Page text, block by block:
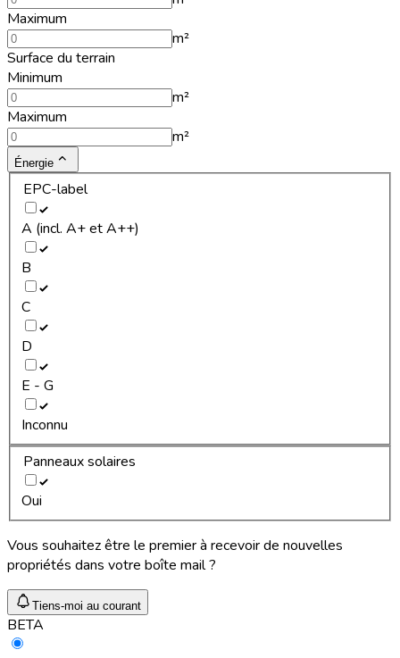
Maximum
m²
Surface du terrain
Minimum
m²
Maximum
m²
Énergie
EPC-label
A (incl. A+ et A++)
B
C
D
E - G
Inconnu
Panneaux solaires
Oui
Vous souhaitez être le premier à recevoir de nouvelles
propriétés dans votre boîte mail ?
Tiens-moi au courant
BETA